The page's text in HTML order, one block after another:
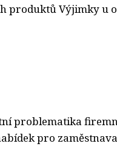
produktů Výjimky u
problematika
pro